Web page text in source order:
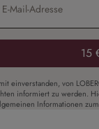
15
einverstanden, von
informiert zu werden.
Informationen zum